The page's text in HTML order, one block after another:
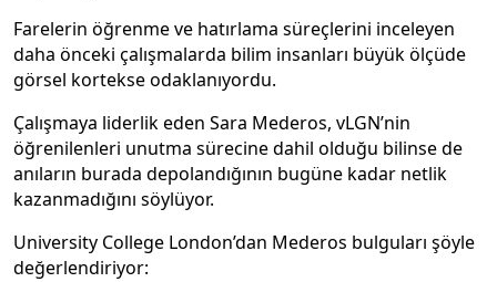
Farelerin öğrenme ve hatırlama süreçlerini inceleyen
daha önceki çalışmalarda bilim insanları büyük ölçüde
görsel kortekse odaklanıyordu.
Çalışmaya liderlik eden Sara Mederos, vLGN’nin
öğrenilenleri unutma sürecine dahil olduğu bilinse de
anıların burada depolandığının bugüne kadar netlik
kazanmadığını söylüyor.
University College London’dan Mederos bulguları şöyle
değerlendiriyor: